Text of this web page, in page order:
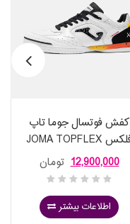
کفش فوتسال جوما تاپ
فلکس JOMA TOPFLEX
2632 WHITE S
تومان 12,900,000
اطلاعات بیشتر